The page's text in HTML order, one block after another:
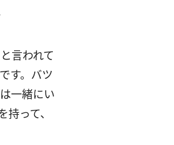
言われて
す。バツ
一緒にい
持って、